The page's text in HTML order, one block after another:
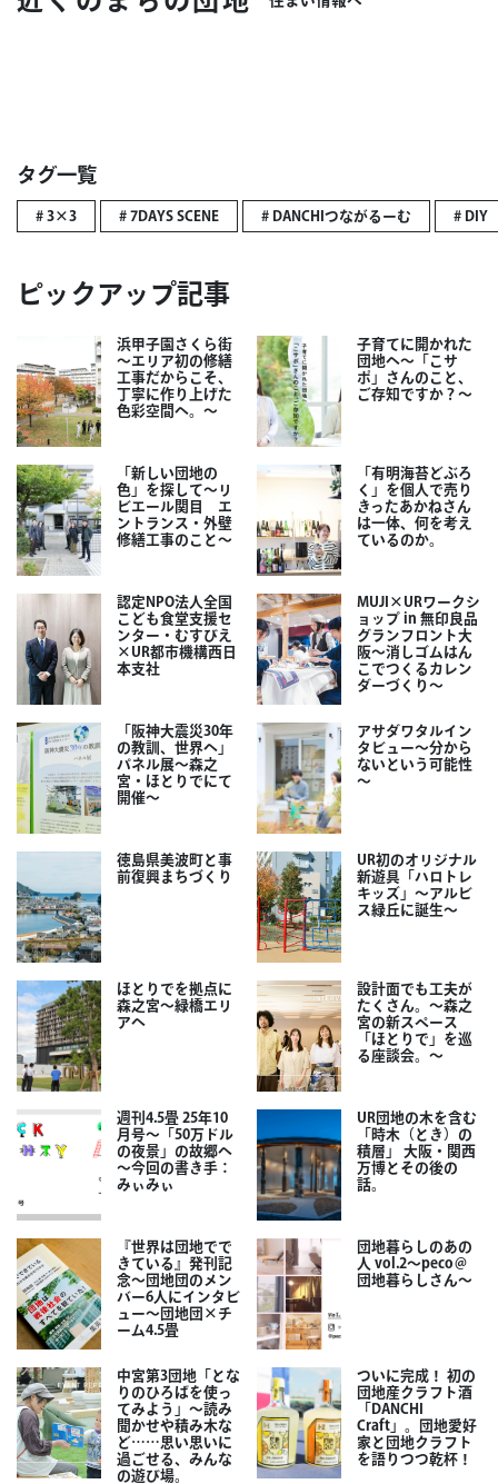
タグ一覧
# 3×3 # 7DAYS SCENE # DANCHIつながるーむ # DIY
ピックアップ記事
浜甲子園さくら街
～エリア初の修繕
工事だからこそ、
丁寧に作り上げた
色彩空間へ。～
子育てに開かれた
団地へ～「こサ
ポ」さんのこと、
ご存知ですか？～
「新しい団地の
色」を探して～リ
ビエール関目 エ
ントランス・外壁
修繕工事のこと～
「有明海苔どぶろ
く」を個人で売り
きったあかねさん
は一体、何を考え
ているのか。
認定NPO法人全国
こども食堂支援セ
ンター・むすびえ
×UR都市機構西日
本支社
MUJI×URワークシ
ョップ in 無印良品
グランフロント大
阪～消しゴムはん
こでつくるカレン
ダーづくり～
「阪神大震災30年
の教訓、世界へ」
パネル展～森之
宮・ほとりでにて
開催～
アサダワタルイン
タビュー～分から
ないという可能性
～
徳島県美波町と事
前復興まちづくり
UR初のオリジナル
新遊具「ハロトレ
キッズ」～アルビ
ス緑丘に誕生～
ほとりでを拠点に
森之宮～緑橋エリ
アへ
設計面でも工夫が
たくさん。～森之
宮の新スペース
「ほとりで」を巡
る座談会。～
週刊4.5畳 25年10
月号～「50万ドル
の夜景」の故郷へ
～今回の書き手：
みぃみぃ
UR団地の木を含む
「時木（とき）の
積層」 大阪・関西
万博とその後の
話。
『世界は団地でで
きている』発刊記
念～団地団のメン
バー6人にインタビ
ュー～団地団×チ
ーム4.5畳
団地暮らしのあの
人 vol.2～peco＠
団地暮らしさん～
中宮第3団地「とな
りのひろばを使っ
てみよう」～読み
聞かせや積み木な
ど……思い思いに
過ごせる、みんな
の遊び場。
ついに完成！ 初の
団地産クラフト酒
「DANCHI
Craft」。団地愛好
家と団地クラフト
を語りつつ乾杯！